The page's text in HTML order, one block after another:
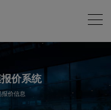
价系统
价信息